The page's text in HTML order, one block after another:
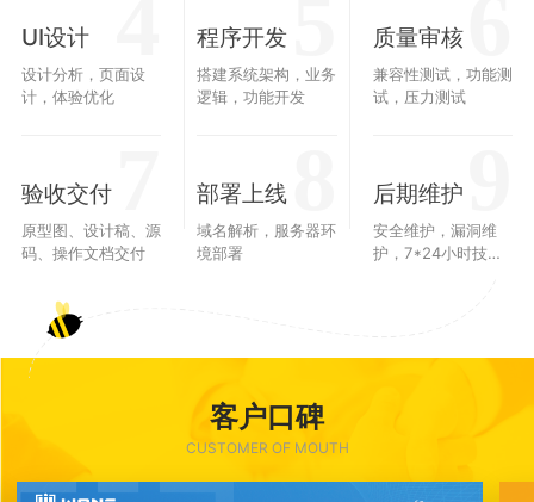
UI设计
设计分析，页面设
计，体验优化
程序开发
搭建系统架构，业务
逻辑，功能开发
质量审核
兼容性测试，功能测
试，压力测试
验收交付
原型图、设计稿、源
码、操作文档交付
部署上线
域名解析，服务器环
境部署
后期维护
安全维护，漏洞维
护，7*24小时技术
客户口碑
CUSTOMER OF MOUTH